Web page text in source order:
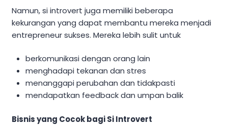
Namun, si introvert juga memiliki beberapa
kekurangan yang dapat membantu mereka menjadi
entrepreneur sukses. Mereka lebih sulit untuk
berkomunikasi dengan orang lain
menghadapi tekanan dan stres
menanggapi perubahan dan tidakpasti
mendapatkan feedback dan umpan balik
Bisnis yang Cocok bagi Si Introvert